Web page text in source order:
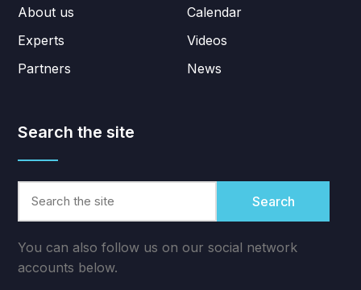
About us
Experts
Partners
Calendar
Videos
News
Search the site
Search
You can also follow us on our social network
accounts below.